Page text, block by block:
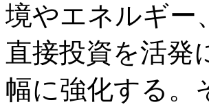
境やエネルギー
直接投資を活発
幅に強化する。